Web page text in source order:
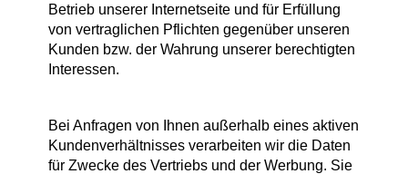
Betrieb unserer Internetseite und für Erfüllung
von vertraglichen Pflichten gegenüber unseren
Kunden bzw. der Wahrung unserer berechtigten
Interessen.
Bei Anfragen von Ihnen außerhalb eines aktiven
Kundenverhältnisses verarbeiten wir die Daten
für Zwecke des Vertriebs und der Werbung. Sie